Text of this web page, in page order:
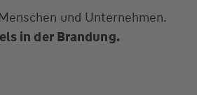
und Unternehmen.
in der Brandung.